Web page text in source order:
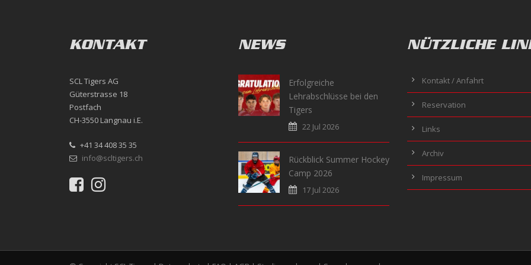
KONTAKT
SCL Tigers AG
Güterstrasse 18
Postfach
CH-3550 Langnau i.E.
+41 34 408 35 35
info@scltigers.ch
NEWS
Erfolgreiche
Lehrabschlüsse bei den
Tigers
22 Jul 2026
Rückblick Summer Hockey
Camp 2026
17 Jul 2026
NÜTZLICHE
Kontakt / Anfahrt
Reservation
Links
Archiv
Impressum